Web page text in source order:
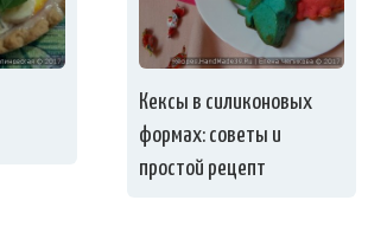
Кексы в силиконовых
формах: советы и
простой рецепт